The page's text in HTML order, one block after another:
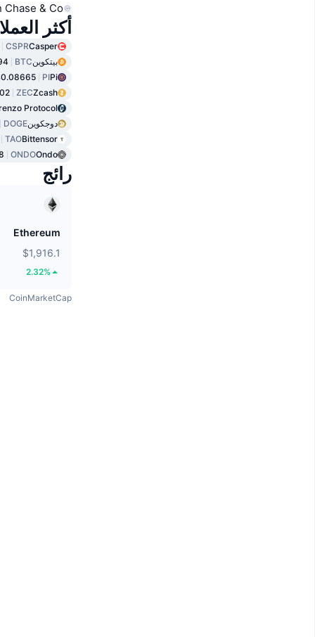
Chase & Co
أكثر
Casper
CSPR
بيتكوينBTC
Pi
PI
Zcash
ZEC
Protocol
دوجكوينDOGE
Bittensor
TAO
Ondo
ONDO
رائج
Ethereum
$1,916.1
2.32%
CoinMarketCap